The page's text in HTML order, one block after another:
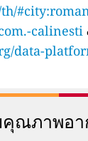
calinesti
data-
ณภาพอา